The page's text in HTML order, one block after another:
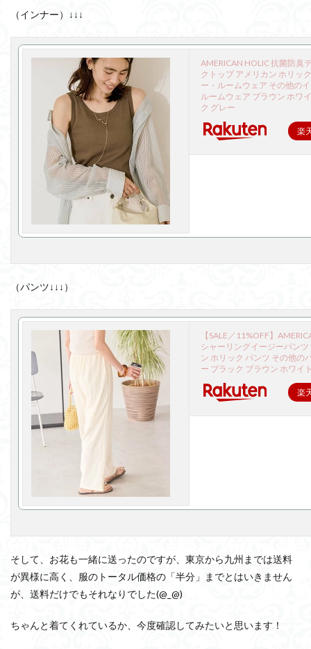
（インナー）↓↓↓
AMERICAN HOLIC 抗菌防臭
クトップ アメリカン ホリッ
ー・ルームウェア その他の
ルームウェア ブラウン ホワ
ク グレー
楽
（パンツ↓↓↓）
【SALE／11%OFF】
シャーリングイージーパンツ
ン ホリック パンツ その他の
ー ブラック ブラウン ホワイ
楽
そして、お花も一緒に送ったのですが、東京から九州までは送料
が異様に高く、服のトータル価格の「半分」までとはいきません
が、送料だけでもそれなりでした(@_@)
ちゃんと着てくれているか、今度確認してみたいと思います！